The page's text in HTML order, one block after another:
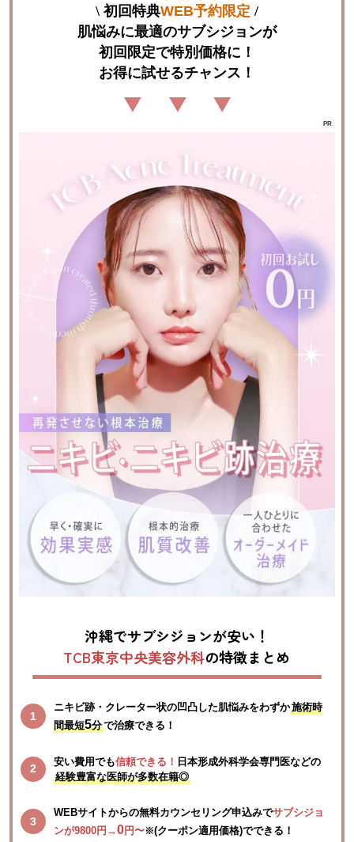
\ 初回特典WEB予約限定 /
肌悩みに最適のサブシジョンが
初回限定で特別価格に！
お得に試せるチャンス！
沖縄でサブシジョンが安い！
TCB東京中央美容外科の特徴まとめ
ニキビ跡・クレーター状の凹凸した肌悩みをわずか施術時
間最短5分で治療できる！
安い費用でも信頼できる！ 日本形成外科学会専門医などの
経験豊富な医師が多数在籍◎
WEBサイトからの無料カウンセリング申込みでサブシジョ
ンが9800円 →0円〜※(クーポン適用価格)でできる！